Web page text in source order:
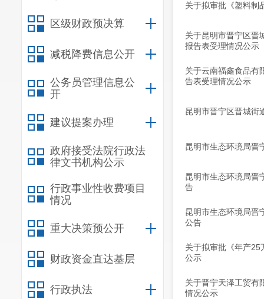
区级财政预决算
减税降费信息公开
公务员管理信息公
开
建议提案办理
政府接受法院行政法
律文书机构公示
行政事业性收费项目
情况
重大决策预公开
财政资金直达基层
行政执法
关于拟审批《塑料制
关于昆明市晋宁区晋
报告表受理情况公示
关于云南福鑫食品有
告表受理情况公示
昆明市晋宁区晋城街
昆明市生态环境局晋
昆明市生态环境局晋
告
昆明市生态环境局晋
公告
关于拟审批《年产25
公示
关于晋宁天泽工贸有
情况公示